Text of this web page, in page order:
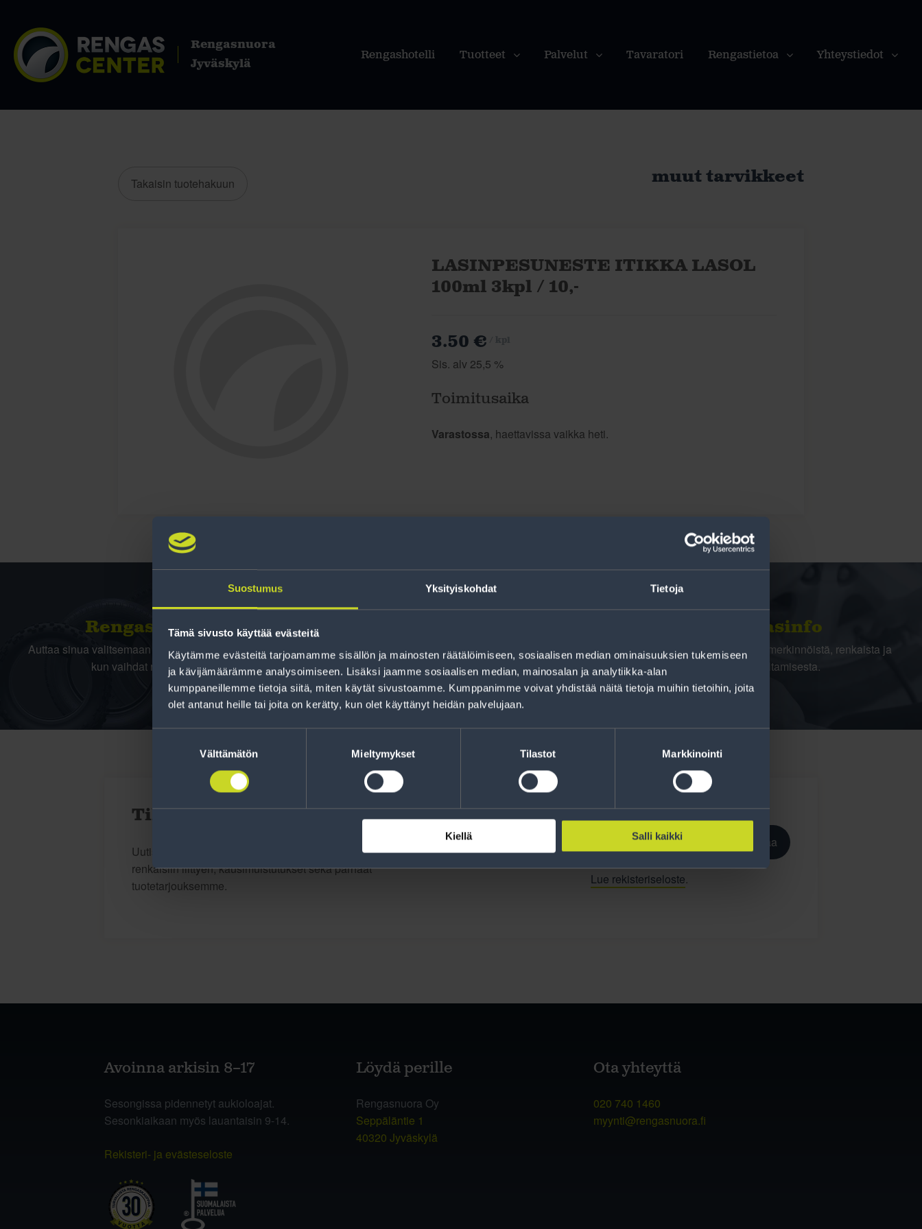
Suostumus Yksityiskohdat Tietoja
Tämä sivusto käyttää evästeitä
Käytämme evästeitä tarjoamamme sisällön ja mainosten räätälöimiseen, sosiaalisen median ominaisuuksien tukemiseen
ja kävijämäärämme analysoimiseen. Lisäksi jaamme sosiaalisen median, mainosalan ja analytiikka-alan
kumppaneillemme tietoja siitä, miten käytät sivustoamme. Kumppanimme voivat yhdistää näitä tietoja muihin tietoihin, joita
olet antanut heille tai joita on kerätty, kun olet käyttänyt heidän palvelujaan.
Välttämätön Mieltymykset Tilastot Markkinointi
Kiellä Salli kaikki
Rengasnuora
Jyväskylä
Rengashotelli Tuotteet Palvelut Tavaratori Rengastietoa Yhteystiedot
Takaisin tuotehakuun muut tarvikkeet
LASINPESUNESTE ITIKKA LASOL
100ml 3kpl / 10,-
3.50 €
Sis. alv 25,5 %
Toimitusaika
Varastossa, haettavissa vaikka heti.
Rengas­laskuri
Auttaa sinua valitsemaan oikean kokoisen renkaan,
kun vaihdat rengaskokoa.
Tee ostoksesi RengasCenter-tilillä. Saat
maksuaikaa renkaillesi.
Rengasinfo
Tavallisen ihmisen tietoa merkinnöistä, renkaista ja
niiden huoltamisesta.
Tilaa uutiskirje
Uutiskirjeessä saat autonomistajan ajankohtaista tietoa
renkaisiin liittyen, kausimuistutukset sekä parhaat
tuotetarjouksemme.
Tilaa
Lue rekisteriseloste.
Avoinna arkisin 8–17
Sesongissa pidennetyt aukioloajat.
Sesonkiaikaan myös lauantaisin 9-14.
Rekisteri- ja evästeseloste
Löydä perille
Rengasnuora Oy
Seppäläntie 1
40320 Jyväskylä
Ota yhteyttä
020 740 1460
myynti@rengasnuora.fi